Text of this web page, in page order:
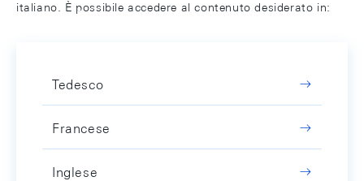
italiano. È possibile accedere al contenuto desiderato in:
Tedesco
Francese
Inglese